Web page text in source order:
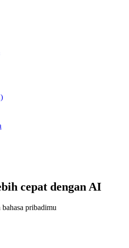
cepat dengan AI
pribadimu